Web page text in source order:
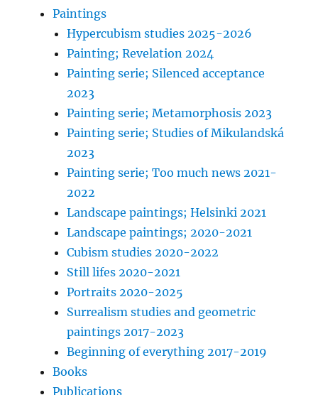
Paintings
Hypercubism studies 2025-2026
Painting; Revelation 2024
Painting serie; Silenced acceptance
2023
Painting serie; Metamorphosis 2023
Painting serie; Studies of Mikulandská
2023
Painting serie; Too much news 2021-
2022
Landscape paintings; Helsinki 2021
Landscape paintings; 2020-2021
Cubism studies 2020-2022
Still lifes 2020-2021
Portraits 2020-2025
Surrealism studies and geometric
paintings 2017-2023
Beginning of everything 2017-2019
Books
Publications